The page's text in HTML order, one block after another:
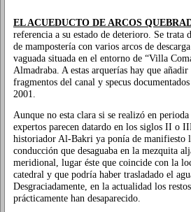
EL ACUEDUCTO DE ARCOS
referencia a su estado de deterioro. Se trata
de mampostería con varios arcos de
vaguada situada en el entorno de “Villa
Almadraba. A estas arquerías hay que
fragmentos del canal y specus
2001.
Aunque no esta clara si se realizó en
expertos parecen datardo en los siglos II o
historiador Al-Bakri ya ponía de manifiesto
conducción que desaguaba en la mezquita
meridional, lugar éste que coincide con la
catedral y que podría haber trasladado el
Desgraciadamente, en la actualidad los
prácticamente han desaparecido.